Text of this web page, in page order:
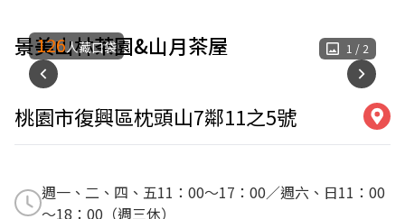
景美山林茶園&山月茶屋 1 / 2
126人藏口袋
桃園市復興區枕頭山7鄰11之5號
週一、二、四、五11：00～17：00／週六、日11：00
～18：00（週三休）